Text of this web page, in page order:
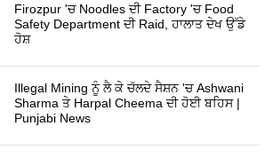
Firozpur 'ਚ Noodles ਦੀ Factory 'ਚ Food
Safety Department ਦੀ Raid, ਹਾਲਾਤ ਦੇਖ ਉੱਡੇ
ਹੋਸ਼
Illegal Mining ਨੂੰ ਲੈ ਕੇ ਚੱਲਦੇ ਸੈਸ਼ਨ 'ਚ Ashwani
Sharma ਤੇ Harpal Cheema ਦੀ ਹੋਈ ਬਹਿਸ |
Punjabi News